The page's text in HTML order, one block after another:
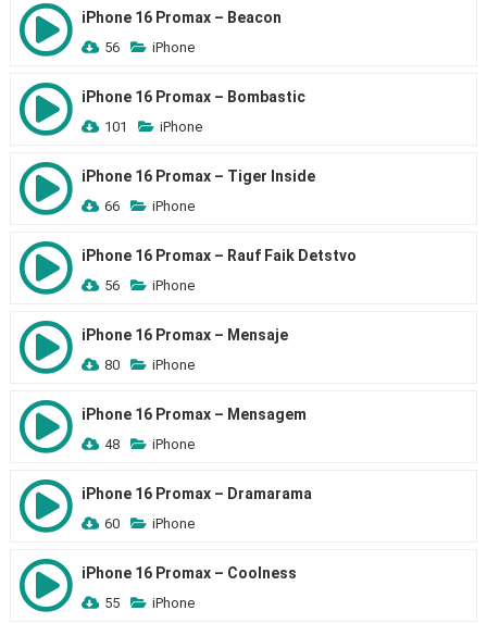
iPhone 16 Promax – Beacon
56 iPhone
iPhone 16 Promax – Bombastic
101 iPhone
iPhone 16 Promax – Tiger Inside
66 iPhone
iPhone 16 Promax – Rauf Faik Detstvo
56 iPhone
iPhone 16 Promax – Mensaje
80 iPhone
iPhone 16 Promax – Mensagem
48 iPhone
iPhone 16 Promax – Dramarama
60 iPhone
iPhone 16 Promax – Coolness
55 iPhone